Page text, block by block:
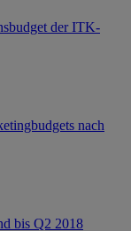
der ITK-
nach
bis Q2 2018